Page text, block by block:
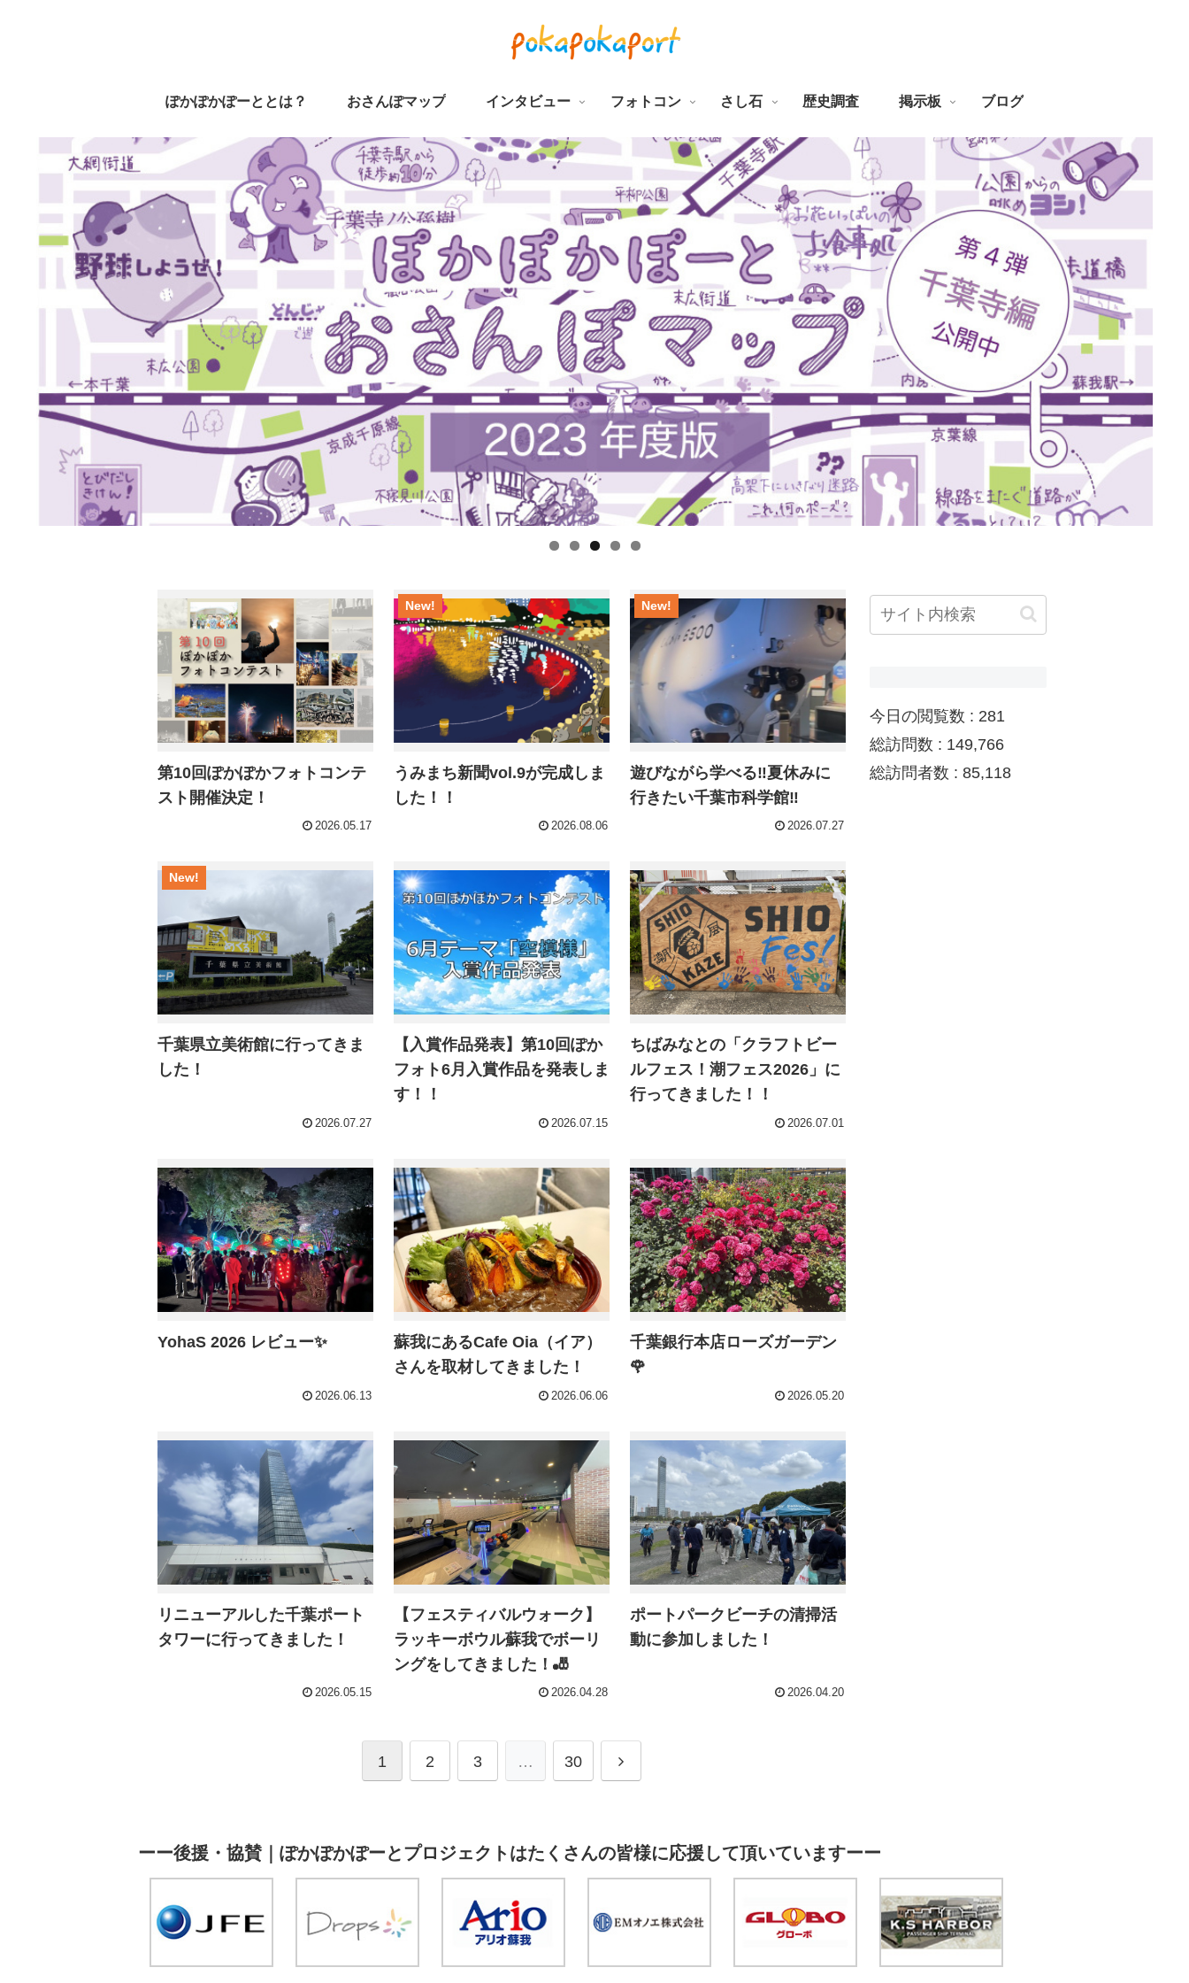
ぽかぽかぽーととは？ おさんぽマップ インタビュー フォトコン さし石 歴史調査 掲示板 ブログ
第10回ぽかぽかフォトコンテ
スト開催決定！
2026.05.17
New!
うみまち新聞vol.9が完成しま
した！！
2026.08.06
New!
遊びながら学べる‼︎夏休みに
行きたい千葉市科学館‼︎
2026.07.27
New!
千葉県立美術館に行ってきま
した！
2026.07.27
【入賞作品発表】第10回ぽか
フォト6月入賞作品を発表しま
す！！
2026.07.15
ちばみなとの「クラフトビー
ルフェス！潮フェス2026」に
行ってきました！！
2026.07.01
YohaS 2026 レビュー✨
2026.06.13
蘇我にあるCafe Oia（イア）
さんを取材してきました！
2026.06.06
千葉銀行本店ローズガーデン
🌹
2026.05.20
リニューアルした千葉ポート
タワーに行ってきました！
2026.05.15
【フェスティバルウォーク】
ラッキーボウル蘇我でボーリ
ングをしてきました！🎳
2026.04.28
ポートパークビーチの清掃活
動に参加しました！
2026.04.20
1 2 3 … 30
今日の閲覧数 : 281
総訪問数 : 149,766
総訪問者数 : 85,118
ーー後援・協賛｜ぽかぽかぽーとプロジェクトはたくさんの皆様に応援して頂いていますーー